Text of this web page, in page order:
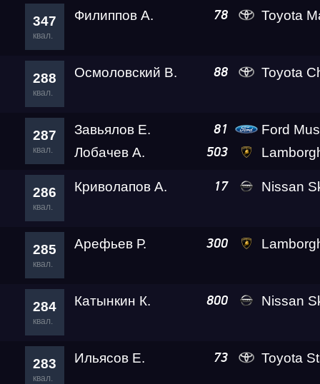
347
квал.
Филиппов А. 78 Toyota Mark II
288
квал.
Осмоловский В. 88 Toyota
287
квал.
Завьялов Е. 81
Ford
Лобачев А.
503 Lamborghini Huracan
286
квал.
Криволапов А. 17 Nissan
285
квал.
Арефьев Р. 300 Lamborghini Huracan
284
квал.
Катынкин К. 800 Nissan
283
квал.
Ильясов Е. 73 Toyota